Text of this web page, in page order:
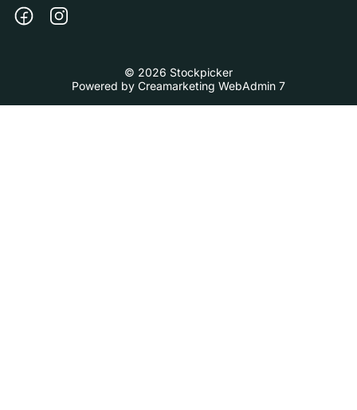
© 2026 Stockpicker
Powered by Creamarketing WebAdmin 7